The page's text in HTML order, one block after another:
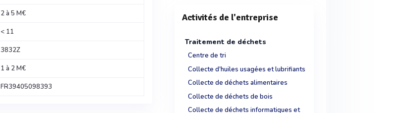
2 à 5 M€
< 11
3832Z
1 à 2 M€
FR39405098393
Activités de l'entreprise
Traitement de déchets
Centre de tri
Collecte d'huiles usagées et lubrifiants
Collecte de déchets alimentaires
Collecte de déchets de bois
Collecte de déchets informatiques et